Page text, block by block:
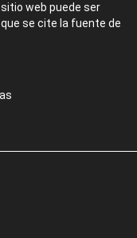
sitio web puede ser
se cite la fuente de